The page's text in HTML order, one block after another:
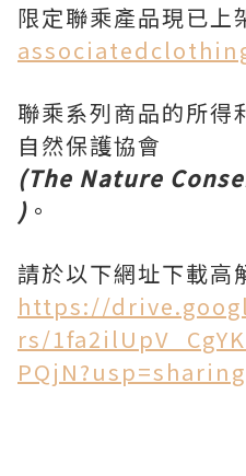
限定聯乘產品現已上
聯乘系列商品的所得
自然保護協會
(The Nature
) 。
請於以下網址下載高
https://
rs/
PQjN?usp=sharing